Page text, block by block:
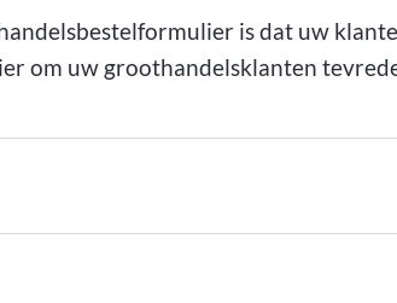
is dat uw
om uw groothandelsklanten